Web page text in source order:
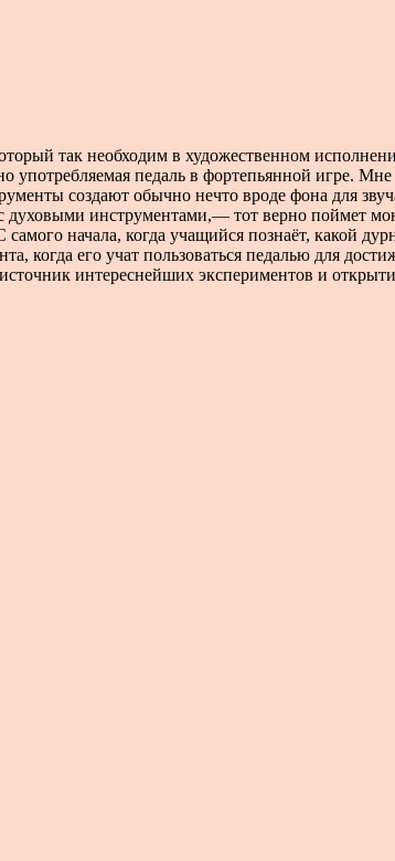
так необходим в художественном
употребляемая педаль в фортепьянной игре.
создают обычно нечто вроде фона для
духовыми инструментами,— тот верно поймет
начала, когда учащийся познаёт, какой
когда его учат пользоваться педалью для
интереснейших экспериментов и